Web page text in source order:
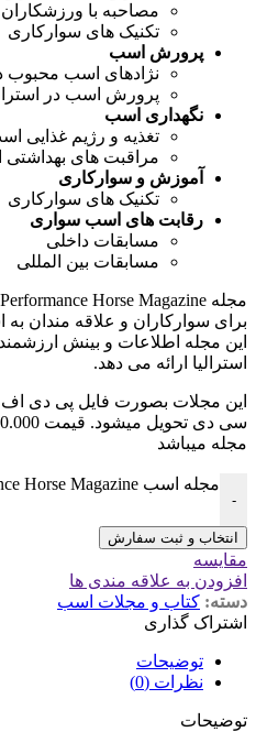
مصاحبه با ورزشکاران
تکنیک های سوارکاری
پرورش اسب
نژادهای اسب محبوب
پرورش اسب در
نگهداری اسب
تغذیه و رژیم غذایی
مراقبت های
آموزش و سوارکاری
تکنیک های سوارکاری
رقابت های اسب سواری
مسابقات داخلی
مسابقات بین المللی
برای سوارکاران و علاقه مندان
این مجله اطلاعات و بینش
استرالیا ارائه می دهد.
مجله میباشد
-
مجله اسب Australian Performance Horse Magazine عدد
انتخاب و ثبت سفارش
مقایسه
افزودن به علاقه مندی ها
دسته: کتاب و مجلات اسب
اشتراک گذاری
توضیحات
نظرات (0)
توضیحات